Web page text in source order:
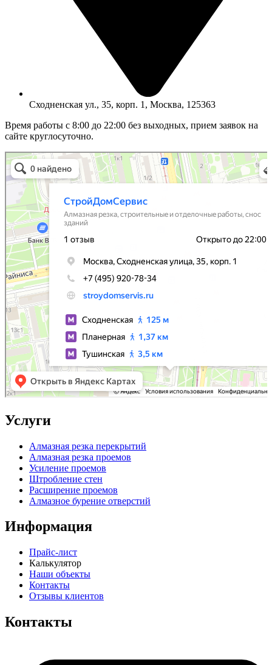
Сходненская ул., 35, корп. 1, Москва, 125363
Время работы с 8:00 до 22:00 без выходных, прием заявок на
сайте круглосуточно.
СтройДомСервис
Алмазная резка в Москве
Строительные и отделочные работы в Москве
Услуги
Алмазная резка перекрытий
Алмазная резка проемов
Усиление проемов
Штробление стен
Расширение проемов
Алмазное бурение отверстий
Информация
Прайс-лист
Калькулятор
Наши объекты
Контакты
Отзывы клиентов
Контакты